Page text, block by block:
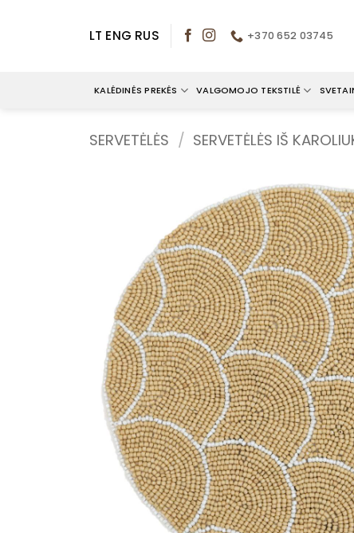
LT ENG RUS +370 652 03745
KALĖDINĖS PREKĖS VALGOMOJO TEKSTILĖ
SERVETĖLĖS / SERVETĖLĖS IŠ